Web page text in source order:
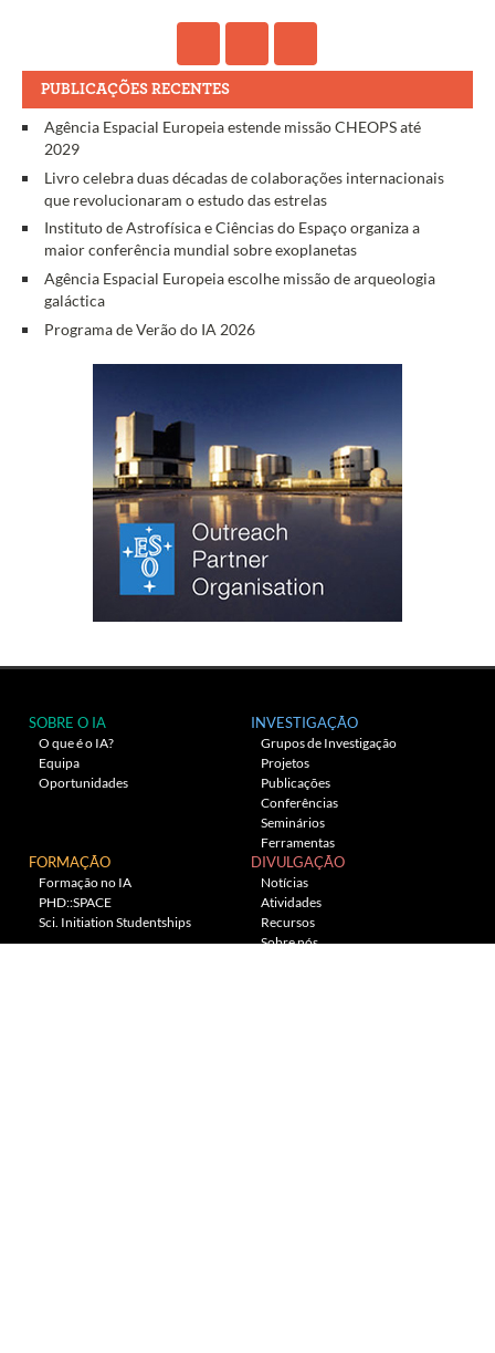
PUBLICAÇÕES RECENTES
Agência Espacial Europeia estende missão CHEOPS até
2029
Livro celebra duas décadas de colaborações internacionais
que revolucionaram o estudo das estrelas
Instituto de Astrofísica e Ciências do Espaço organiza a
maior conferência mundial sobre exoplanetas
Agência Espacial Europeia escolhe missão de arqueologia
galáctica
Programa de Verão do IA 2026
SOBRE O IA
O que é o IA?
Equipa
Oportunidades
INVESTIGAÇÃO
Grupos de Investigação
Projetos
Publicações
Conferências
Seminários
Ferramentas
FORMAÇÃO
Formação no IA
PHD::SPACE
Sci. Initiation Studentships
DIVULGAÇÃO
Notícias
Atividades
Recursos
Sobre nós